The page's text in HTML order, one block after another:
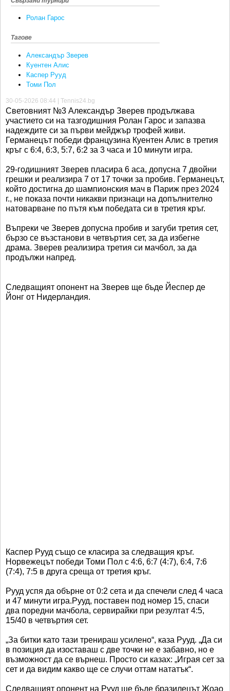
Ролан Гарос
Тагове
Александър Зверев
Куентен Алис
Каспер Рууд
Томи Пол
30-05-2026 08:44 | Tennis24.bg
Световният №3 Александър Зверев продължава
участието си на тазгодишния Ролан Гарос и запазва
надеждите си за първи мейджър трофей живи.
Германецът победи французина Куентен Алис в третия
кръг с 6:4, 6:3, 5:7, 6:2 за 3 часа и 10 минути игра.
29-годишният Зверев пласира 6 аса, допусна 7 двойни
грешки и реализира 7 от 17 точки за пробив. Германецът,
който достигна до шампионския мач в Париж през 2024
г., не показа почти никакви признаци на допълнително
натоварване по пътя към победата си в третия кръг.
Въпреки че Зверев допусна пробив и загуби третия сет,
бързо се възстанови в четвъртия сет, за да избегне
драма. Зверев реализира третия си мачбол, за да
продължи напред.
Следващият опонент на Зверев ще бъде Йеспер де
Йонг от Нидерландия.
Каспер Рууд също се класира за следващия кръг.
Норвежецът победи Томи Пол с 4:6, 6:7 (4:7), 6:4, 7:6
(7:4), 7:5 в друга среща от третия кръг.
Рууд успя да обърне от 0:2 сета и да спечели след 4 часа
и 47 минути игра.Рууд, поставен под номер 15, спаси
два поредни мачбола, сервирайки при резултат 4:5,
15/40 в четвъртия сет.
„За битки като тази тренираш усилено“, каза Рууд. „Да си
в позиция да изоставаш с две точки не е забавно, но е
възможност да се върнеш. Просто си казах: „Играя сет за
сет и да видим какво ще се случи оттам нататък“.
Следващият опонент на Рууд ще бъде бразилецът Жоао